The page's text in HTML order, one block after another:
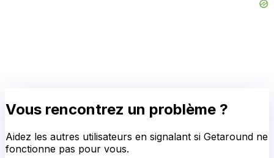
Vous rencontrez un problème ?
Aidez les autres utilisateurs en signalant si Getaround ne
fonctionne pas pour vous.